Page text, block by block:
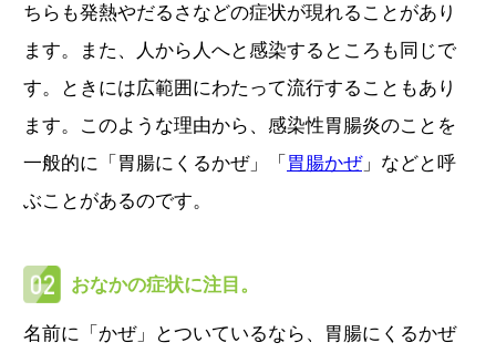
ちらも発熱やだるさなどの症状が現れることがあり
ます。また、人から人へと感染するところも同じで
す。ときには広範囲にわたって流行することもあり
ます。このような理由から、感染性胃腸炎のことを
一般的に「胃腸にくるかぜ」「 胃腸かぜ」などと呼
ぶことがあるのです。
おなかの症状に注目。
名前に「かぜ」とついているなら、胃腸にくるかぜ